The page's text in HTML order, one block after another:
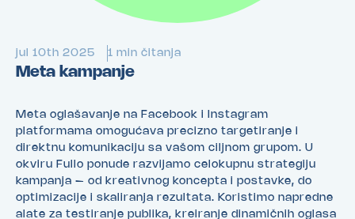
Meta kampanje
jul 10th 2025 1 min čitanja
Meta oglašavanje na Facebook i Instagram
platformama omogućava precizno targetiranje i
direktnu komunikaciju sa vašom ciljnom grupom. U
okviru Fullo ponude razvijamo celokupnu strategiju
kampanja – od kreativnog koncepta i postavke, do
optimizacije i skaliranja rezultata. Koristimo napredne
alate za testiranje publika, kreiranje dinamičnih oglasa